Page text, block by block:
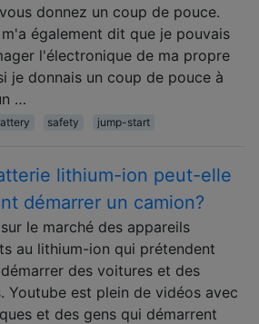
donnez un coup de pouce.
également dit que je pouvais
l'électronique de ma propre
je donnais un coup de pouce à
…
safety jump-start
lithium-ion peut-elle
démarrer un camion?
le marché des appareils
au lithium-ion qui prétendent
des voitures et des
Youtube est plein de vidéos avec
et des gens qui démarrent